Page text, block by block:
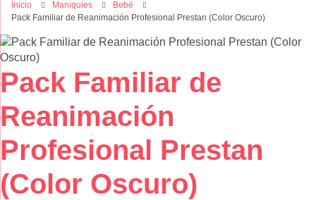
Inicio Maniquíes
Bebé
Pack Familiar de Reanimación Profesional Prestan (Color Oscuro)
Saltar
al
final
de
galería
imágenes
Saltar
al
de
galería
imágenes
Pack Familiar de
Reanimación
Profesional Prestan
(Color Oscuro)